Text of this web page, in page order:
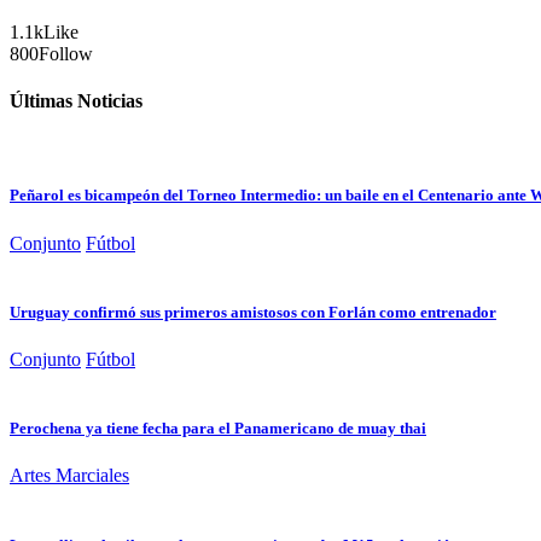
1.1kLike
800Follow
Últimas Noticias
Peñarol es bicampeón del Torneo Intermedio: un baile en el Centenario ante
Conjunto Fútbol
Uruguay confirmó sus primeros amistosos con Forlán como entrenador
Conjunto Fútbol
Perochena ya tiene fecha para el Panamericano de muay thai
Artes Marciales